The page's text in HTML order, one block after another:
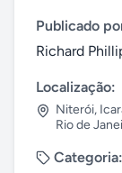
Publicado
Richard
Localização:
Niterói,
Rio de
Categoria: